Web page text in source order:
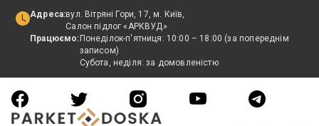
Адреса:вул. Вітряні Гори, 17, м. Київ,
Салон підлог «АРКВУД»
Працюємо: Понеділок-п'ятниця: 10:00 – 18:00 (за попереднім
записом)
Субота, неділя: за домовленістю